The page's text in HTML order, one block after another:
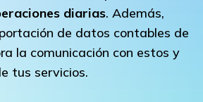
diarias. Además,
de datos contables de
la comunicación con estos y
tus servicios.